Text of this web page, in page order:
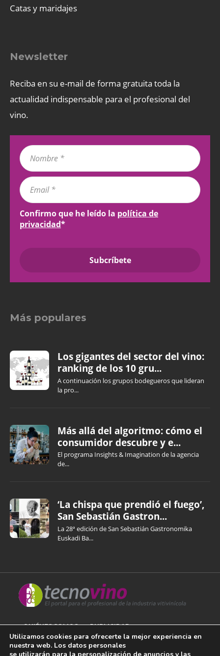
Catas y maridajes
Newsletter
Reciba en su e-mail de forma gratuita toda la
actualidad indispensable para el profesional del
vino.
Confirmo que he leído la política de
privacidad*
Más populares
Los gigantes del sector del vino:
ranking de los 10 gru...
A continuación los grupos bodegueros que lideran
la pro...
Más allá del algoritmo: cómo el
consumidor descubre y e...
El programa Insights & Imagination de la agencia
de...
‘La chispa que prendió el fuego’,
San Sebastián Gastron...
La 28ª edición de San Sebastián Gastronomika
Euskadi Ba...
QUIÉNES SOMOS PUBLICIDAD
AVISO LEGAL
Utilizamos cookies para ofrecerte la mejor experiencia en
nuestra web. Los datos personales